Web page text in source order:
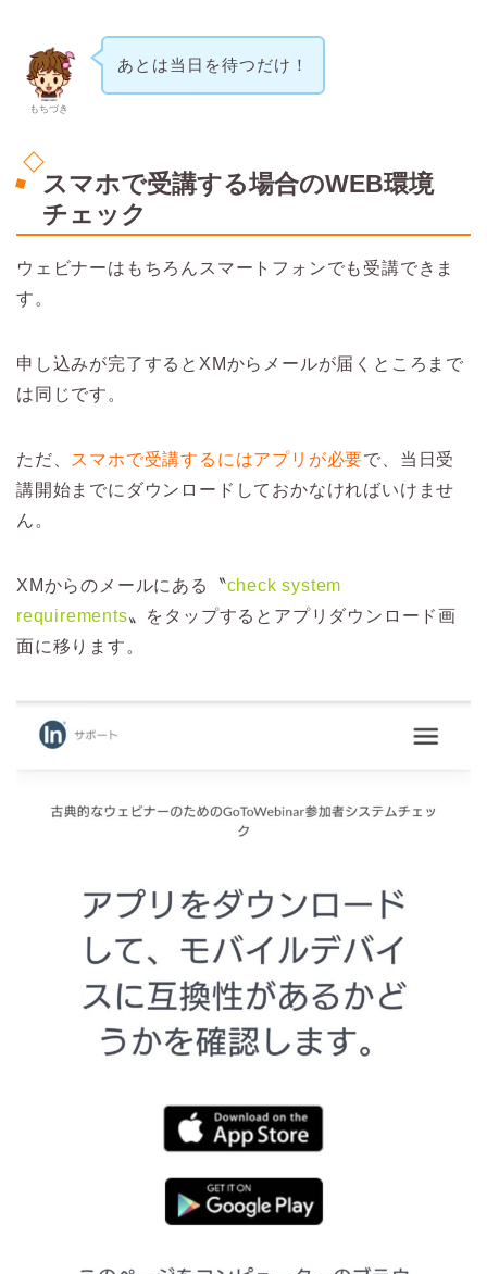
もちづき
あとは当日を待つだけ！
スマホで受講する場合のWEB環境
チェック
ウェビナーはもちろんスマートフォンでも受講できま
す。
申し込みが完了するとXMからメールが届くところまで
は同じです。
ただ、 スマホで受講するにはアプリが必要で、当日受
講開始までにダウンロードしておかなければいけませ
ん。
XMからのメールにある 〝check system
requirements〟をタップするとアプリダウンロード画
面に移ります。